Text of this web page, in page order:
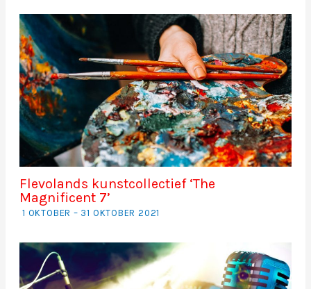
Flevolands kunstcollectief ‘The
Magnificent 7’
1 OKTOBER – 31 OKTOBER 2021